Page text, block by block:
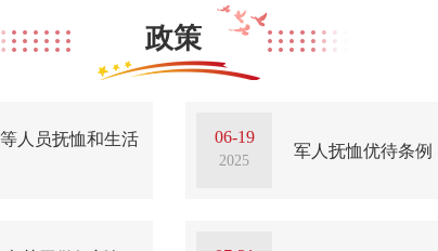
政策
人员抚恤和生活
06-19
2025
军人抚恤优待条例